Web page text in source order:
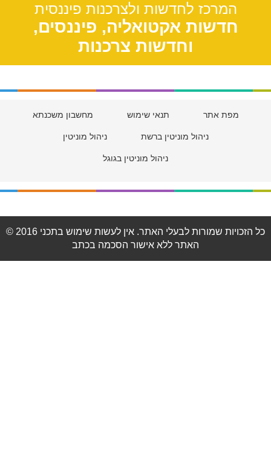
המרכז לחדשות ולצרכנות פיננסית
חדשות אקטואליה, פיננסים,
וחדשות צרכנות
מפת אתר תנאי שימוש מחשבון משכנתא
ניהול מוניטין ברשת ניהול מוניטין
ניהול מוניטין בגוגל
© 2016 כל הזכויות שמורות לבעלי האתר. אין לעשות שימוש בתכני
האתר ללא אישור הסכמה בכתב